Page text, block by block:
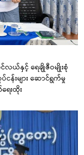
င်လယ်နှင့် ရေချိုဇီဝမျိုးစုံ
န်းများ ဆောင်ရွက်မှု
ေးထိုး